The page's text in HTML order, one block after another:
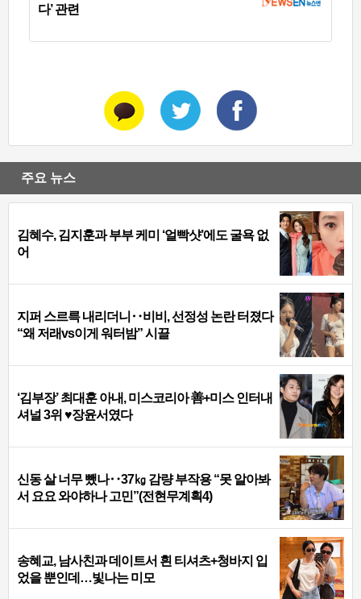
다’ 관련
주요 뉴스
김혜수, 김지훈과 부부 케미 ‘얼빡샷’에도 굴욕 없
어
지퍼 스르륵 내리더니‥비비, 선정성 논란 터졌다
“왜 저래vs이게 워터밤” 시끌
‘김부장’ 최대훈 아내, 미스코리아 善+미스 인터내
셔널 3위 ♥장윤서였다
신동 살 너무 뺐나‥37㎏ 감량 부작용 “못 알아봐
서 요요 와야하나 고민”(전현무계획4)
송혜교, 남사친과 데이트서 흰 티셔츠+청바지 입
었을 뿐인데…빛나는 미모